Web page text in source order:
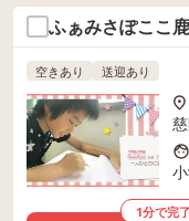
ふぁみさぽここ
空きあり 送迎あり
1分で完